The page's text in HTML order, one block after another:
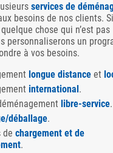
services de
besoins de nos clients.
chose qui n’est pas
personnaliserons un
à vos besoins.
longue distance et
international.
libre-service.
déballage.
de chargement et de
.